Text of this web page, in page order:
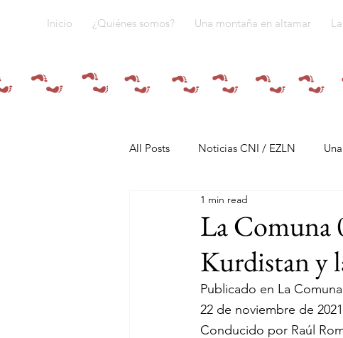
Inicio ¿Quiénes somos? Una montaña en altamar
All Posts Noticias CNI / EZLN
Pandemia y pueblos indígenas
Resistencias Tren Maya Plan
La Comuna
Kurdistan y
1 min read
Publicado en La Comuna
22 de noviembre de 2021
Conducido por Raúl